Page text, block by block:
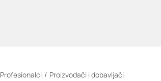
Profesionalci Proizvođači i dobavljači